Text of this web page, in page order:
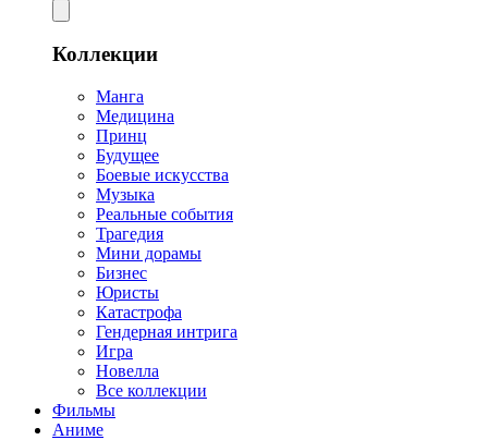
Коллекции
Манга
Медицина
Принц
Будущее
Боевые искусства
Музыка
Реальные события
Трагедия
Мини дорамы
Бизнес
Юристы
Катастрофа
Гендерная интрига
Игра
Новелла
Все коллекции
Фильмы
Аниме